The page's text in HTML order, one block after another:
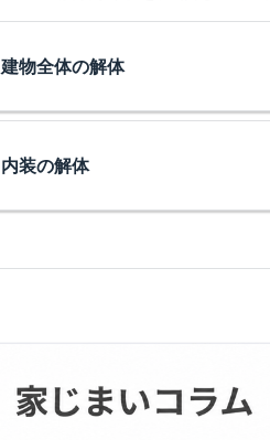
建物全体の解体
内装の解体